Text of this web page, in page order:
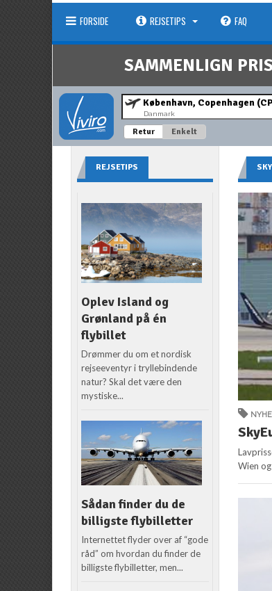
FORSIDE REJSETIPS FAQ
SAMMENLIGN
Danmark
Retur Enkelt
Wien
REJSETIPS
Oplev Island og
Grønland på én
flybillet
Drømmer du om et nordisk
rejseeventyr i tryllebindende
natur? Skal det være den
mystiske...
Sådan finder du de
billigste flybilletter
Internettet flyder over af “gode
råd” om hvordan du finder de
billigste flybilletter, men...